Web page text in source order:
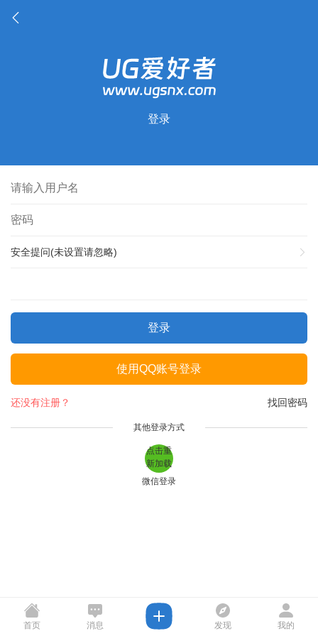
登录
安全提问(未设置请忽略)
登录
使用QQ账号登录
找回密码
还没有注册？
其他登录方式
点击重
新加载
微信登录
首页 消息 发现 我的